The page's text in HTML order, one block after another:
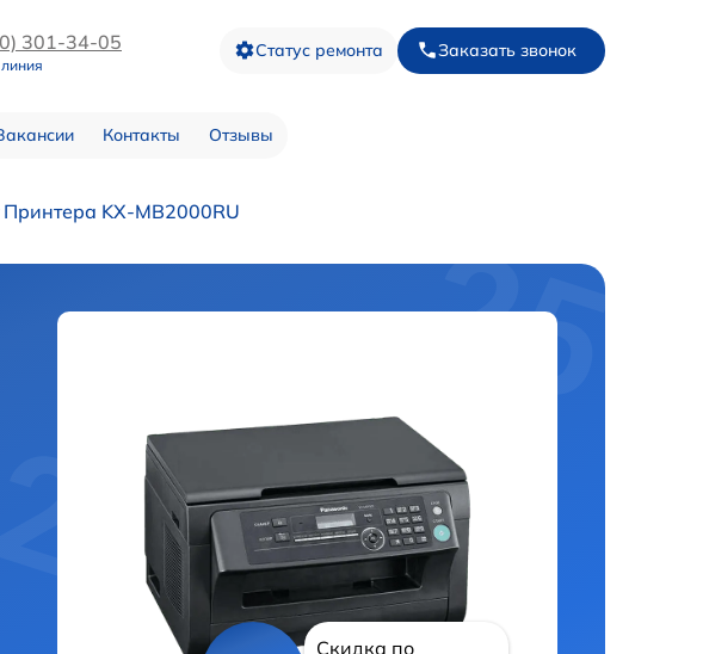
301-34-05 Статус ремонта Заказать звонок
Контакты Отзывы
Принтера KX-MB2000RU
Скидка по